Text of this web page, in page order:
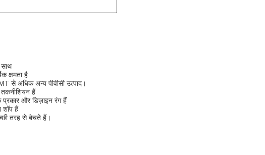
क्षमता है
से अधिक अन्य पीवीसी उत्पाद।
तकनीशियन हैं
प्रकार और डिज़ाइन रंग हैं
शॉप हैं
तरह से बेचते हैं।